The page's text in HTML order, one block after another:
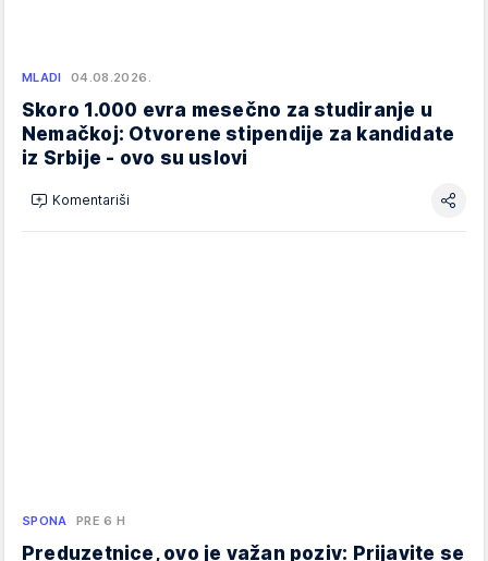
MLADI 04.08.2026.
Skoro 1.000 evra mesečno za studiranje u
Nemačkoj: Otvorene stipendije za kandidate
iz Srbije - ovo su uslovi
Komentariši
SPONA PRE 6 H
Preduzetnice, ovo je važan poziv: Prijavite se